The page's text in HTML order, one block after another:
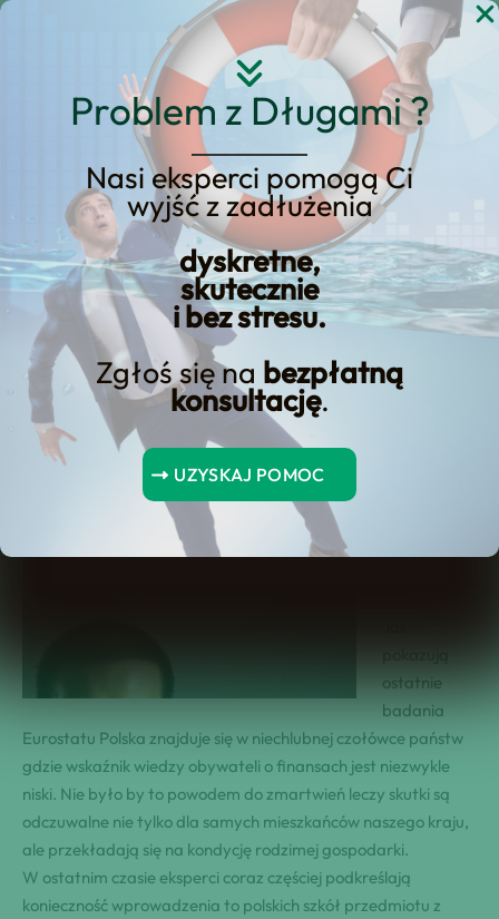
Problem z Długami ?
Nasi eksperci pomogą Ci
wyjść z zadłużenia
dyskretne,
skutecznie
i bez stresu.
Zgłoś się na bezpłatną
konsultację.
UZYSKAJ POMOC
Przejdź
Czas spłaty kredytu a
nasza osobista sytuacja
finansowa.
ostatnie
badania
Eurostatu Polska znajduje się w niechlubnej czołówce państw
gdzie wskaźnik wiedzy obywateli o finansach jest niezwykle
niski. Nie było by to powodem do zmartwień leczy skutki są
odczuwalne nie tylko dla samych mieszkańców naszego kraju,
ale przekładają się na kondycję rodzimej gospodarki.
W ostatnim czasie eksperci coraz częściej podkreślają
konieczność wprowadzenia to polskich szkół przedmiotu z